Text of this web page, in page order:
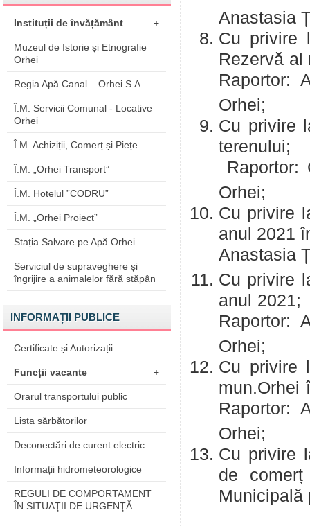
Instituții de învățământ +
Muzeul de Istorie şi Etnografie
Orhei
Regia Apă Canal – Orhei S.A.
Î.M. Servicii Comunal - Locative
Orhei
Î.M. Achiziții, Comerț și Piețe
Î.M. „Orhei Transport”
Î.M. Hotelul ”CODRU”
Î.M. „Orhei Proiect”
Stația Salvare pe Apă Orhei
Serviciul de supraveghere și
îngrijire a animalelor fără stăpân
INFORMAȚII PUBLICE
Certificate și Autorizații
Funcții vacante +
Orarul transportului public
Lista sărbătorilor
Deconectări de curent electric
Informații hidrometeorologice
REGULI DE COMPORTAMENT
ÎN SITUAŢII DE URGENŢĂ
Anastasia
Cu privire
Raportor:
Orhei;
Cu privire
Raportor:
Orhei;
Cu privire
anul
Anastasia
Cu privire
Raportor:
Orhei;
Cu privire
Raportor:
Orhei;
Cu privire
de